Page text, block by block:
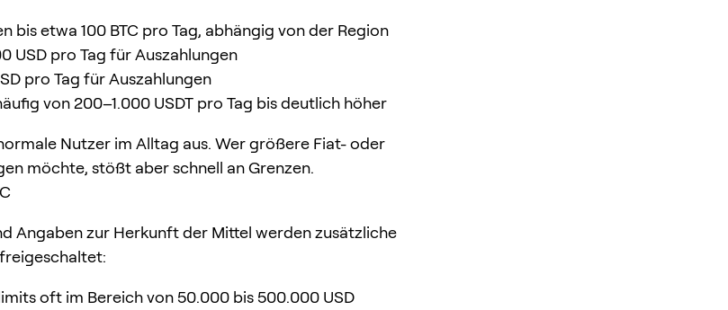
bis etwa 100 BTC pro Tag, abhängig von der Region
USD pro Tag für Auszahlungen
pro Tag für Auszahlungen
von 200–1.000 USDT pro Tag bis deutlich höher
Nutzer im Alltag aus. Wer größere Fiat- oder
möchte, stößt aber schnell an Grenzen.
Angaben zur Herkunft der Mittel werden zusätzliche
oft im Bereich von 50.000 bis 500.000 USD